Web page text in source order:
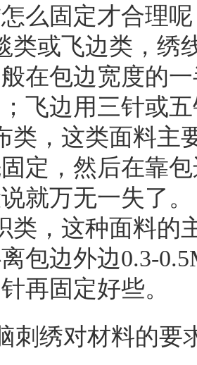
固定才合理呢
或飞边类，绣线
在包边宽度的
飞边用三针或
，这类面料主要
定，然后在靠
就万无一失了。
，这种面料的主
包边外边0.3-
再固定好些。
刺绣对材料的要